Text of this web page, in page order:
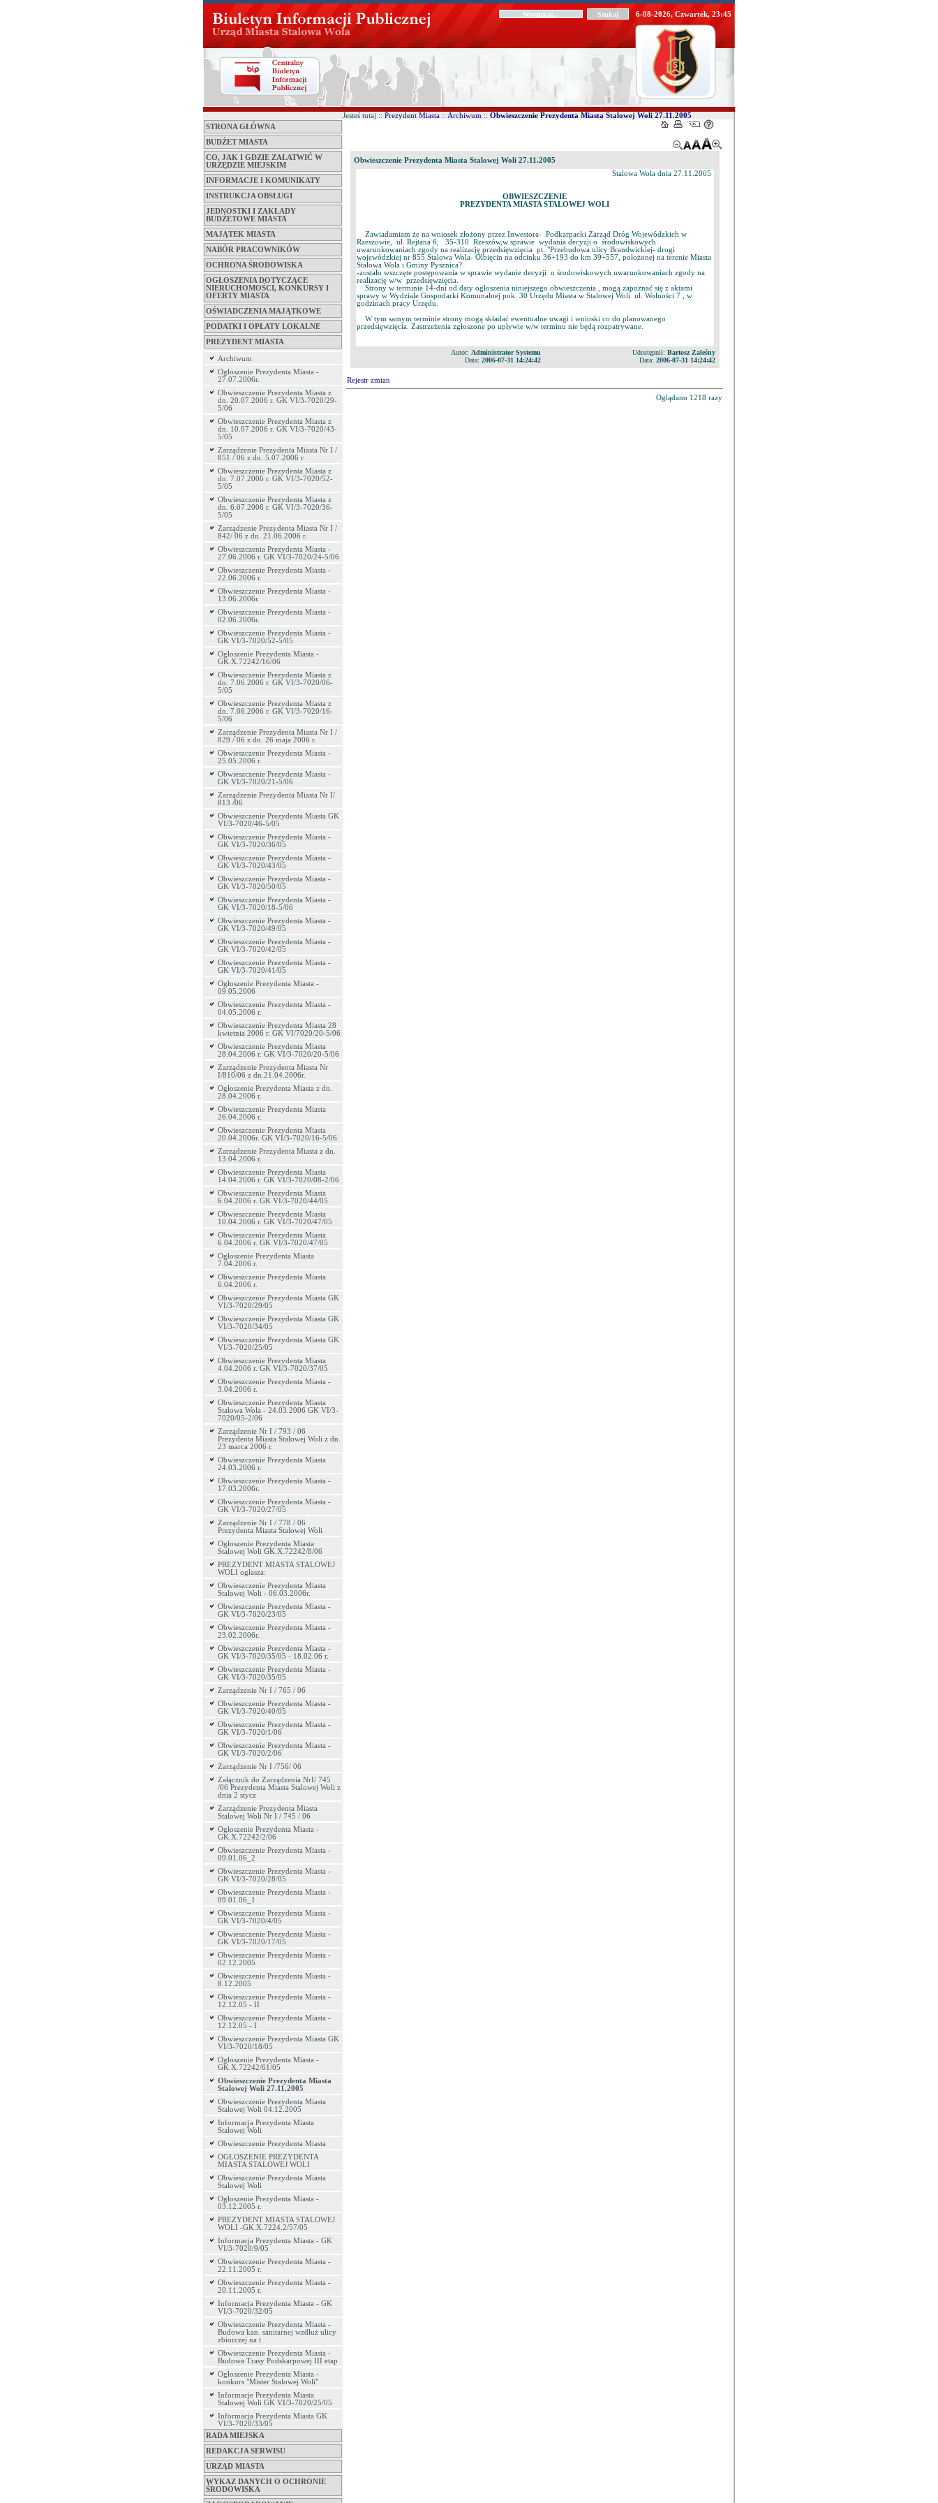
6-08-2026, Czwartek, 23:45
STRONA GŁÓWNA
BUDŻET MIASTA
CO, JAK I GDZIE ZAŁATWIĆ W
URZĘDZIE MIEJSKIM
INFORMACJE I KOMUNIKATY
INSTRUKCJA OBSŁUGI
JEDNOSTKI I ZAKŁADY
BUDŻETOWE MIASTA
MAJĄTEK MIASTA
NABÓR PRACOWNIKÓW
OCHRONA ŚRODOWISKA
OGŁOSZENIA DOTYCZĄCE
NIERUCHOMOŚCI, KONKURSY I
OFERTY MIASTA
OŚWIADCZENIA MAJĄTKOWE
PODATKI I OPŁATY LOKALNE
PREZYDENT MIASTA
Archiwum
Ogłoszenie Prezydenta Miasta -
27.07.2006r.
Obwieszczenie Prezydenta Miasta z
dn. 20.07.2006 r. GK VI/3-7020/29-
5/06
Obwieszczenie Prezydenta Miasta z
dn. 10.07.2006 r. GK VI/3-7020/43-
5/05
Zarządzenie Prezydenta Miasta Nr I /
851 / 06 z dn. 5.07.2006 r.
Obwieszczenie Prezydenta Miasta z
dn. 7.07.2006 r. GK VI/3-7020/52-
5/05
Obwieszczenie Prezydenta Miasta z
dn. 6.07.2006 r. GK VI/3-7020/36-
5/05
Zarządzenie Prezydenta Miasta Nr I /
842/ 06 z dn. 21.06.2006 r.
Obwieszczenia Prezydenta Miasta -
27.06.2006 r. GK VI/3-7020/24-5/06
Obwieszczenie Prezydenta Miasta -
22.06.2006 r.
Obwieszczenie Prezydenta Miasta -
13.06.2006r.
Obwieszczenie Prezydenta Miasta -
02.06.2006r.
Obwieszczenie Prezydenta Miasta -
GK VI/3-7020/52-5/05
Ogłoszenie Prezydenta Miasta -
GK.X.72242/16/06
Obwieszczenie Prezydenta Miasta z
dn. 7.06.2006 r. GK VI/3-7020/06-
5/05
Obwieszczenie Prezydenta Miasta z
dn. 7.06.2006 r. GK VI/3-7020/16-
5/06
Zarządzenie Prezydenta Miasta Nr I /
829 / 06 z dn. 26 maja 2006 r.
Obwieszczenie Prezydenta Miasta -
25.05.2006 r.
Obwieszczenie Prezydenta Miasta -
GK VI/3-7020/21-5/06
Zarządzenie Prezydenta Miasta Nr I/
813 /06
Obwieszczenie Prezydenta Miasta GK
VI/3-7020/46-5/05
Obwieszczenie Prezydenta Miasta -
GK VI/3-7020/36/05
Obwieszczenie Prezydenta Miasta -
GK VI/3-7020/43/05
Obwieszczenie Prezydenta Miasta -
GK VI/3-7020/50/05
Obwieszczenie Prezydenta Miasta -
GK VI/3-7020/18-5/06
Obwieszczenie Prezydenta Miasta -
GK VI/3-7020/49/05
Obwieszczenie Prezydenta Miasta -
GK VI/3-7020/42/05
Obwieszczenie Prezydenta Miasta -
GK VI/3-7020/41/05
Ogłoszenie Prezydenta Miasta -
09.05.2006
Obwieszczenie Prezydenta Miasta -
04.05.2006 r.
Obwieszczenie Prezydenta Miasta 28
kwietnia 2006 r. GK VI/7020/20-5/06
Obwieszczenie Prezydenta Miasta
28.04.2006 r. GK VI/3-7020/20-5/06
Zarządzenie Prezydenta Miasta Nr
I/810/06 z dn.21.04.2006r.
Ogłoszenie Prezydenta Miasta z dn.
28.04.2006 r.
Obwieszczenie Prezydenta Miasta
26.04.2006 r.
Obwieszczenie Prezydenta Miasta
20.04.2006r. GK VI/3-7020/16-5/06
Zarządzenie Prezydenta Miasta z dn.
13.04.2006 r.
Obwieszczenie Prezydenta Miasta
14.04.2006 r. GK VI/3-7020/08-2/06
Obwieszczenie Prezydenta Miasta
6.04.2006 r. GK VI/3-7020/44/05
Obwieszczenie Prezydenta Miasta
10.04.2006 r. GK VI/3-7020/47/05
Obwieszczenie Prezydenta Miasta
6.04.2006 r. GK VI/3-7020/47/05
Ogłoszenie Prezydenta Miasta
7.04.2006 r.
Obwieszczenie Prezydenta Miasta
6.04.2006 r.
Obwieszczenie Prezydenta Miasta GK
VI/3-7020/29/05
Obwieszczenie Prezydenta Miasta GK
VI/3-7020/34/05
Obwieszczenie Prezydenta Miasta GK
VI/3-7020/25/05
Obwieszczenie Prezydenta Miasta
4.04.2006 r. GK VI/3-7020/37/05
Obwieszczenie Prezydenta Miasta -
3.04.2006 r.
Obwieszczenie Prezydenta Miasta
Stalowa Wola - 24.03.2006 GK VI/3-
7020/05-2/06
Zarządzenie Nr I / 793 / 06
Prezydenta Miasta Stalowej Woli z dn.
23 marca 2006 r.
Obwieszczenie Prezydenta Miasta
24.03.2006 r.
Obwieszczenie Prezydenta Miasta -
17.03.2006r.
Obwieszczenie Prezydenta Miasta -
GK VI/3-7020/27/05
Zarządzenie Nr I / 778 / 06
Prezydenta Miasta Stalowej Woli
Ogłoszenie Prezydenta Miasta
Stalowej Woli GK.X.72242/8/06
PREZYDENT MIASTA STALOWEJ
WOLI ogłasza:
Obwieszczenie Prezydenta Miasta
Stalowej Woli - 06.03.2006r.
Obwieszczenie Prezydenta Miasta -
GK VI/3-7020/23/05
Obwieszczenie Prezydenta Miasta -
23.02.2006r.
Obwieszczenie Prezydenta Miasta -
GK VI/3-7020/35/05 - 18.02.06 r.
Obwieszczenie Prezydenta Miasta -
GK VI/3-7020/35/05
Zarządzenie Nr I / 765 / 06
Obwieszczenie Prezydenta Miasta -
GK VI/3-7020/40/05
Obwieszczenie Prezydenta Miasta -
GK VI/3-7020/1/06
Obwieszczenie Prezydenta Miasta -
GK VI/3-7020/2/06
Zarządzenie Nr I /756/ 06
Załącznik do Zarządzenia NrI/ 745
/06 Prezydenta Miasta Stalowej Woli z
dnia 2 stycz
Zarządzenie Prezydenta Miasta
Stalowej Woli Nr I / 745 / 06
Ogłoszenie Prezydenta Miasta -
GK.X.72242/2/06
Obwieszczenie Prezydenta Miasta -
09.01.06_2
Obwieszczenie Prezydenta Miasta -
GK VI/3-7020/28/05
Obwieszczenie Prezydenta Miasta -
09.01.06_1
Obwieszczenie Prezydenta Miasta -
GK VI/3-7020/4/05
Obwieszczenie Prezydenta Miasta -
GK VI/3-7020/17/05
Obwieszczenie Prezydenta Miasta -
02.12.2005
Obwieszczenie Prezydenta Miasta -
8.12.2005
Obwieszczenie Prezydenta Miasta -
12.12.05 - II
Obwieszczenie Prezydenta Miasta -
12.12.05 - I
Obwieszczenie Prezydenta Miasta GK
VI/3-7020/18/05
Ogłoszenie Prezydenta Miasta -
GK.X.72242/61/05
Obwieszczenie Prezydenta Miasta
Stalowej Woli 27.11.2005
Obwieszczenie Prezydenta Miasta
Stalowej Woli 04.12.2005
Informacja Prezydenta Miasta
Stalowej Woli
Obwieszczenie Prezydenta Miasta
OGŁOSZENIE PREZYDENTA
MIASTA STALOWEJ WOLI
Obwieszczenie Prezydenta Miasta
Stalowej Woli
Ogłoszenie Prezydenta Miasta -
03.12.2005 r.
PREZYDENT MIASTA STALOWEJ
WOLI -GK.X.7224.2/57/05
Informacja Prezydenta Miasta - GK
VI/3-7020/9/05
Obwieszczenie Prezydenta Miasta -
22.11.2005 r.
Obwieszczenie Prezydenta Miasta -
20.11.2005 r.
Informacja Prezydenta Miasta - GK
VI/3-7020/32/05
Obwieszczenie Prezydenta Miasta -
Budowa kan. sanitarnej wzdłuż ulicy
zbiorczej na t
Obwieszczenie Prezydenta Miasta -
Budowa Trasy Podskarpowej III etap
Ogłoszenie Prezydenta Miasta -
konkurs "Mister Stalowej Woli"
Informacje Prezydenta Miasta
Stalowej Woli GK VI/3-7020/25/05
Informacja Prezydenta Miasta GK
VI/3-7020/33/05
RADA MIEJSKA
REDAKCJA SERWISU
URZĄD MIASTA
WYKAZ DANYCH O OCHRONIE
ŚRODOWISKA
Jesteś tutaj :: Prezydent Miasta :: Archiwum :: Obwieszczenie Prezydenta Miasta Stalowej Woli 27.11.2005
Obwieszczenie Prezydenta Miasta Stalowej Woli 27.11.2005
Stalowa Wola dnia 27.11.2005
OBWIESZCZENIE
PREZYDENTA MIASTA STALOWEJ WOLI
Zawiadamiam że na wniosek złożony przez Inwestora- Podkarpacki Zarząd Dróg Wojewódzkich w
Rzeszowie, ul. Rejtana 6, 35-310 Rzeszów,w sprawie wydania decyzji o środowiskowych
uwarunkowaniach zgody na realizację przedsięwzięcia pt. "Przebudowa ulicy Brandwickiej- drogi
wojewódzkiej nr 855 Stalowa Wola- Olbięcin na odcinku 36+193 do km 39+557, położonej na terenie Miasta
Stalowa Wola i Gminy Pysznica?
-zostało wszczęte postępowania w sprawie wydanie decyzji o środowiskowych uwarunkowaniach zgody na
realizację w/w przedsięwzięcia.
Strony w terminie 14-dni od daty ogłoszenia niniejszego obwieszczenia , mogą zapoznać się z aktami
sprawy w Wydziale Gospodarki Komunalnej pok. 30 Urzędu Miasta w Stalowej Woli ul. Wolności 7 , w
godzinach pracy Urzędu.
W tym samym terminie strony mogą składać ewentualne uwagi i wnioski co do planowanego
przedsięwzięcia. Zastrzeżenia zgłoszone po upływie w/w terminu nie będą rozpatrywane.
Autor: Administrator Systemu
Data: 2006-07-31 14:24:42
Udostępnił: Bartosz Zaleśny
Data: 2006-07-31 14:24:42
Rejestr zmian
Oglądano 1218 razy